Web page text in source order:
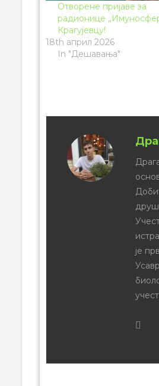
Отворене пријаве за
радионице
Крагујевцу!
18th април 2026
In "Дешавања"
је